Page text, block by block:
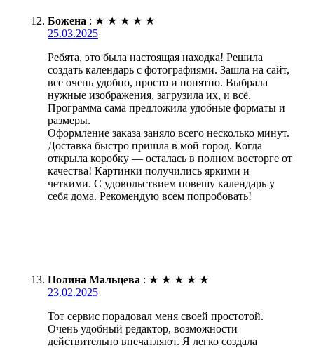
Божена : ★ ★ ★ ★ ★
25.03.2025
Ребята, это была настоящая находка! Решила
создать календарь с фотографиями. Зашла на сайт,
все очень удобно, просто и понятно. Выбрала
нужные изображения, загрузила их, и всё.
Программа сама предложила удобные форматы и
размеры.
Оформление заказа заняло всего несколько минут.
Доставка быстро пришла в мой город. Когда
открыла коробку — осталась в полном восторге от
качества! Картинки получились яркими и
четкими. С удовольствием повешу календарь у
себя дома. Рекомендую всем попробовать!
Полина Мальцева : ★ ★ ★ ★ ★
23.02.2025
Тот сервис порадовал меня своей простотой.
Очень удобный редактор, возможности
действительно впечатляют. Я легко создала